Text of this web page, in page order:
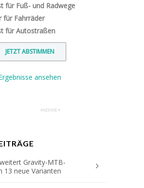
für Fuß- und Radwege
für Fahrräder
für Autostraßen
ansehen
Gravity-MTB-
13 neue Varianten